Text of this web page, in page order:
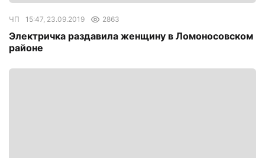
ЧП 15:47, 23.09.2019 2863
Электричка раздавила женщину в Ломоносовском
районе